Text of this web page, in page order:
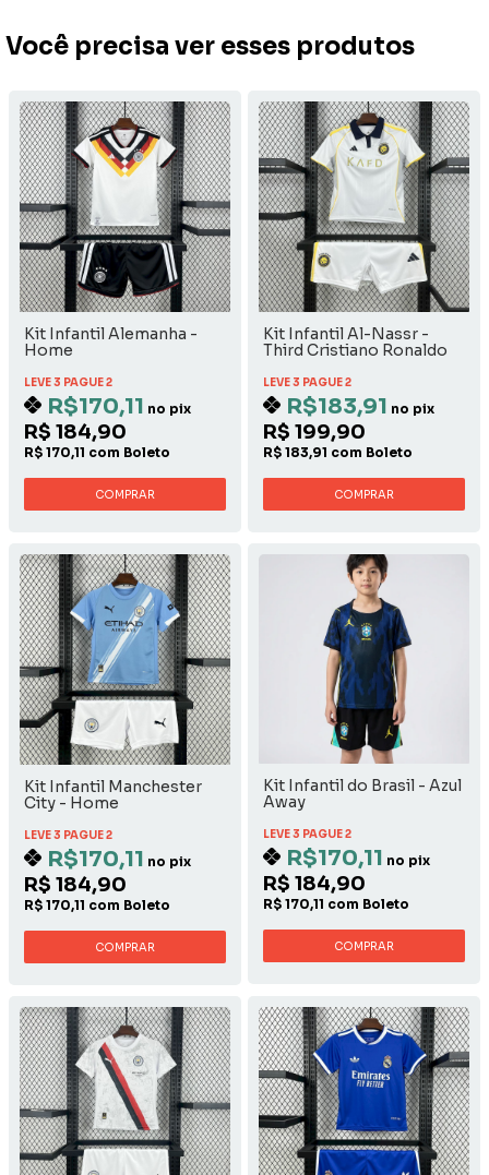
Você precisa ver esses produtos
Kit Infantil Alemanha -
Home
LEVE 3 PAGUE 2
R$170,11 no pix
R$ 184,90
R$ 170,11 com Boleto
COMPRAR
Kit Infantil Al-Nassr -
Third Cristiano Ronaldo
LEVE 3 PAGUE 2
R$183,91 no pix
R$ 199,90
R$ 183,91 com Boleto
COMPRAR
Kit Infantil Manchester
City - Home
LEVE 3 PAGUE 2
R$170,11 no pix
R$ 184,90
R$ 170,11 com Boleto
COMPRAR
Kit Infantil do Brasil - Azul
Away
LEVE 3 PAGUE 2
R$170,11 no pix
R$ 184,90
R$ 170,11 com Boleto
COMPRAR